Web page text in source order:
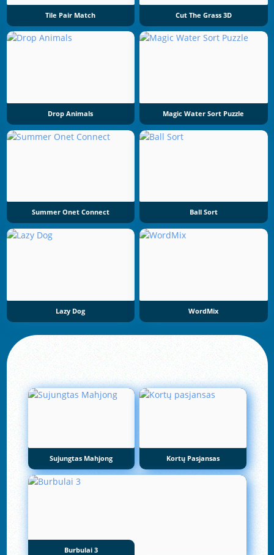
Tile Pair Match Cut The Grass 3D
Drop Animals Magic Water Sort Puzzle
Summer Onet Connect Ball Sort
Lazy Dog WordMix
Sujungtas Mahjong Kortų Pasjansas
Burbulai 3